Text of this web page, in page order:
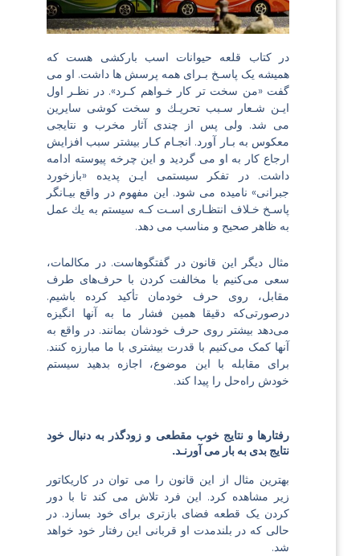
در كتاب قلعه حیوانات اسب باركشی هست كه
همیشه یک پاسـخ بـرای همه پرسش ها داشت. او می
گفت «من سخت تر كار خـواهم كـرد». در نظـر اول
ایـن شـعار سـبب تحریـك و سخت كوشی سایرین
می شد. ولی پس از چندی آثار مخرب و نتایجی
معكوس به بـار آورد. انجـام كـار بیشتر سبب افزایش
ارجاع كار به او می گردید و این چرخه پیوسته ادامه
داشت. در تفكر سیستمی ایـن پدیده «بازخورد
جبرانی» نامیده می شود. این مفهوم در واقع بیـانگر
پاسـخ خـلاف انتظـاری اسـت كـه سیستم به یك عمل
به ظاهر صحیح و مناسب می دهد.
مثال دیگر این قانون در گفتگوهاست. در مکالمات‌،
سعی می‌کنیم با مخالفت کردن با حرف‌های طرف
مقابل، روی حرف خودمان تأکید کرده باشیم.
درصورتی‌که دقیقا همین فشار ما به آنها انگیزه
می‌دهد بیشتر روی حرف خودشان بمانند. در واقع به
آنها کمک می‌کنیم با قدرت بیشتری با ما مبارزه کنند.
برای مقابله با این موضوع، اجازه بدهید سیستم
خودش راه‌حل را پیدا کند.
رفتارها و نتایج خوب مقطعی و زودگذر به دنبال خود
نتایج بدی به بار می آورنـد.
بهترین مثال از این قانون را می توان در کاریکاتور
زیر مشاهده کرد. این فرد تلاش می کند تا با دور
کردن یک قطعه فضای بازتری برای خود بسازد. در
حالی که در بلندمدت او قربانی این رفتار خود خواهد
شد.